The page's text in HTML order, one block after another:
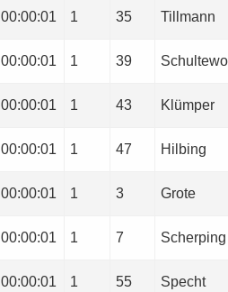
00:00:01 1 35 Tillmann
00:00:01 1 39
00:00:01 1 43 Klümper
00:00:01 1 47 Hilbing
00:00:01 1 3 Grote
00:00:01 1 7 Scherping
00:00:01 1 55 Specht